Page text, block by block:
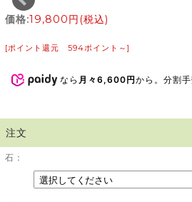
価格:19,800円 (税込)
[ポイント還元 594ポイント～]
なら 月々6,600円から。分割
注文
石：